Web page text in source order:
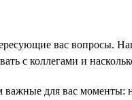
вас вопросы.
с коллегами и
для вас моменты: